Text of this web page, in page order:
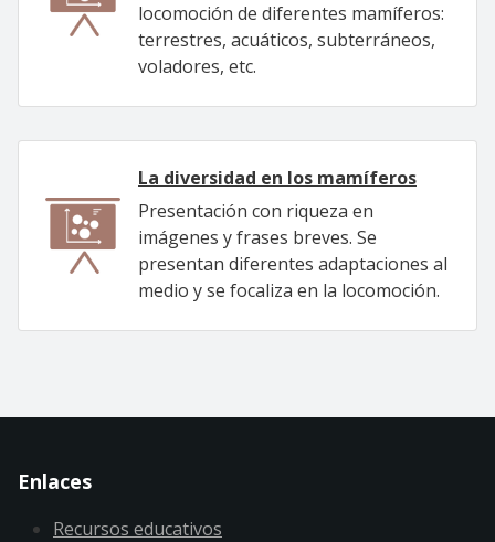
locomoción de diferentes mamíferos:
terrestres, acuáticos, subterráneos,
voladores, etc.
La diversidad en los mamíferos
Presentación con riqueza en
imágenes y frases breves. Se
presentan diferentes adaptaciones al
medio y se focaliza en la locomoción.
Enlaces
Recursos educativos